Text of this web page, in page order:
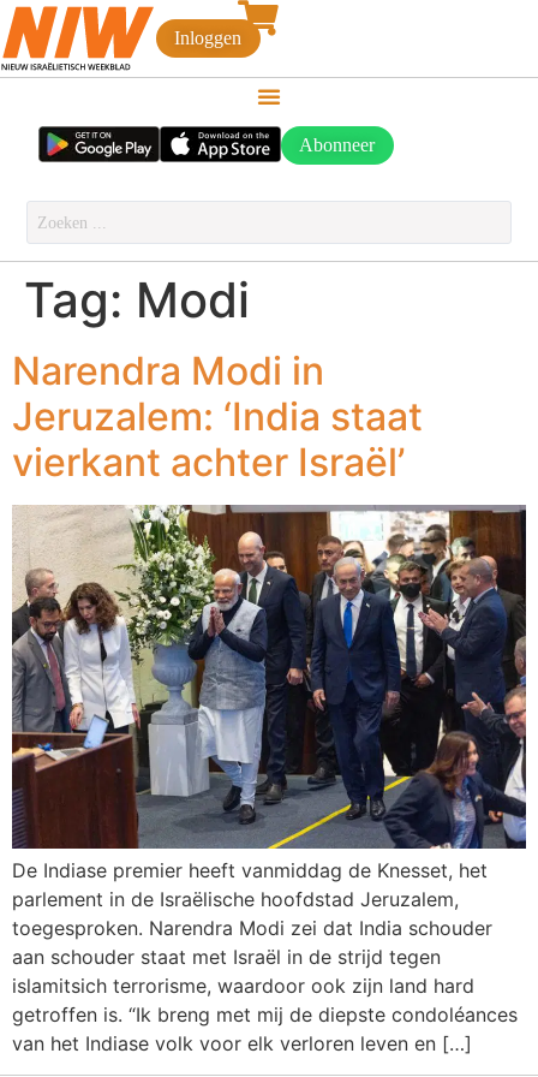
Inloggen
Abonneer
Tag: Modi
Narendra Modi in
Jeruzalem: ‘India staat
vierkant achter Israël’
De Indiase premier heeft vanmiddag de Knesset, het
parlement in de Israëlische hoofdstad Jeruzalem,
toegesproken. Narendra Modi zei dat India schouder
aan schouder staat met Israël in de strijd tegen
islamitsich terrorisme, waardoor ook zijn land hard
getroffen is. “Ik breng met mij de diepste condoléances
van het Indiase volk voor elk verloren leven en […]